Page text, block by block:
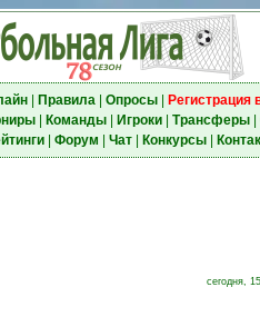
| Правила| Опросы| Регистрация
| Команды| Игроки| Трансферы|
| Форум Чат| Конкурсы|
сегодня,